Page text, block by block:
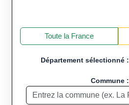
Toute la France
Département sélectionné :
Commune :